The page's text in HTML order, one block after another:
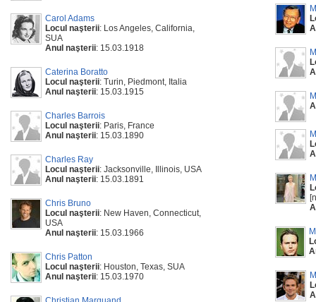
Carol Adams
Locul naşterii: Los Angeles, California,
SUA
Anul naşterii: 15.03.1918
Caterina Boratto
Locul naşterii: Turin, Piedmont, Italia
Anul naşterii: 15.03.1915
Charles Barrois
Locul naşterii: Paris, France
Anul naşterii: 15.03.1890
Charles Ray
Locul naşterii: Jacksonville, Illinois, USA
Anul naşterii: 15.03.1891
Chris Bruno
Locul naşterii: New Haven, Connecticut,
USA
Anul naşterii: 15.03.1966
Chris Patton
Locul naşterii: Houston, Texas, SUA
Anul naşterii: 15.03.1970